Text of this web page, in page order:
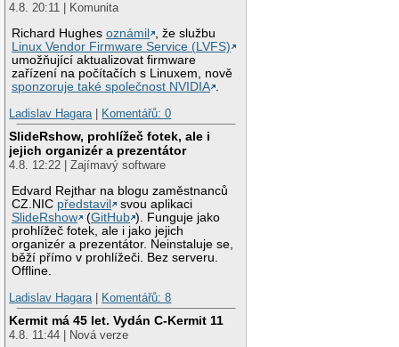
4.8. 20:11 | Komunita
Richard Hughesoznámil
, že službu
Linux Vendor Firmware Service (LVFS)
umožňující aktualizovat firmware
zařízení na počítačích s Linuxem, nově
sponzoruje také společnost NVIDIA .
Ladislav Hagara | Komentářů: 0
SlideRshow, prohlížeč fotek, ale i
jejich organizér a prezentátor
4.8. 12:22 | Zajímavý software
Edvard Rejthar na blogu zaměstnanců
CZ.NIC představil
svou aplikaci
SlideRshow
(GitHub ). Funguje jako
prohlížeč fotek, ale i jako jejich
organizér a prezentátor. Neinstaluje se,
běží přímo v prohlížeči. Bez serveru.
Offline.
Ladislav Hagara | Komentářů: 8
Kermit má 45 let. Vydán C-Kermit 11
4.8. 11:44 | Nová verze